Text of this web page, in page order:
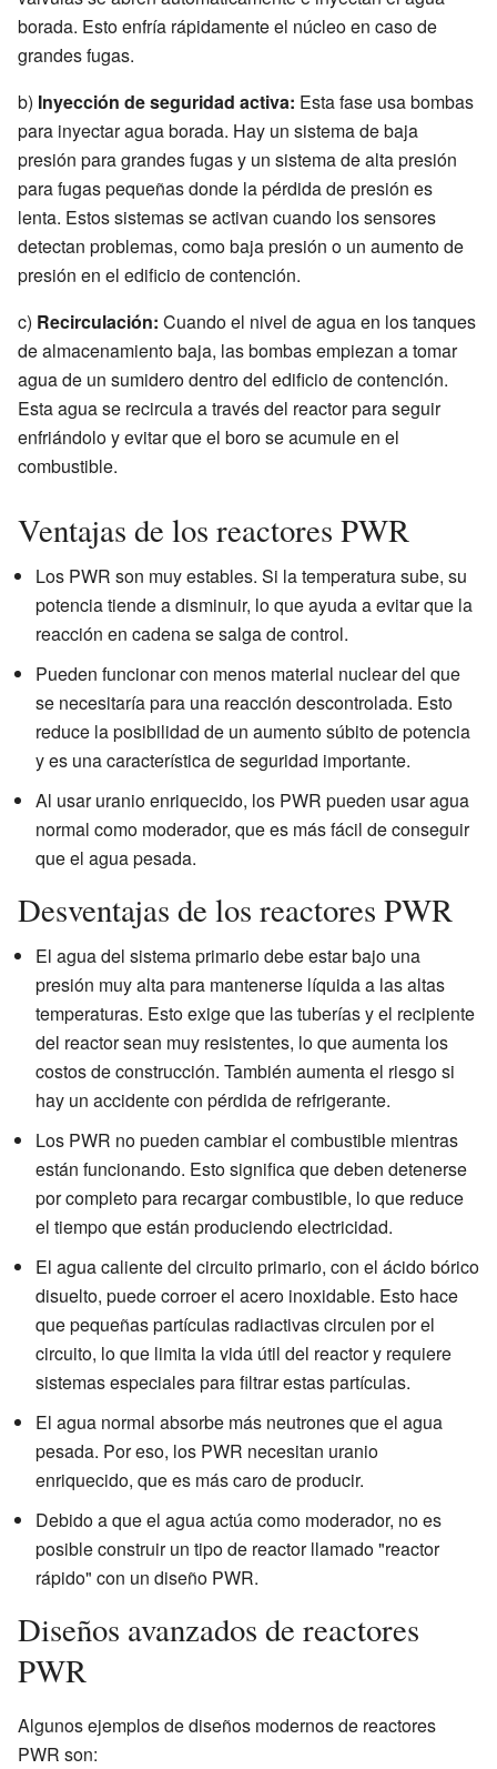
borada. Esto enfría rápidamente el núcleo en caso de
grandes fugas.
b) Inyección de seguridad activa: Esta fase usa bombas
para inyectar agua borada. Hay un sistema de baja
presión para grandes fugas y un sistema de alta presión
para fugas pequeñas donde la pérdida de presión es
lenta. Estos sistemas se activan cuando los sensores
detectan problemas, como baja presión o un aumento de
presión en el edificio de contención.
c) Recirculación: Cuando el nivel de agua en los tanques
de almacenamiento baja, las bombas empiezan a tomar
agua de un sumidero dentro del edificio de contención.
Esta agua se recircula a través del reactor para seguir
enfriándolo y evitar que el boro se acumule en el
combustible.
Ventajas de los reactores PWR
Los PWR son muy estables. Si la temperatura sube, su
potencia tiende a disminuir, lo que ayuda a evitar que la
reacción en cadena se salga de control.
Pueden funcionar con menos material nuclear del que
se necesitaría para una reacción descontrolada. Esto
reduce la posibilidad de un aumento súbito de potencia
y es una característica de seguridad importante.
Al usar uranio enriquecido, los PWR pueden usar agua
normal como moderador, que es más fácil de conseguir
que el agua pesada.
Desventajas de los reactores PWR
El agua del sistema primario debe estar bajo una
presión muy alta para mantenerse líquida a las altas
temperaturas. Esto exige que las tuberías y el recipiente
del reactor sean muy resistentes, lo que aumenta los
costos de construcción. También aumenta el riesgo si
hay un accidente con pérdida de refrigerante.
Los PWR no pueden cambiar el combustible mientras
están funcionando. Esto significa que deben detenerse
por completo para recargar combustible, lo que reduce
el tiempo que están produciendo electricidad.
El agua caliente del circuito primario, con el ácido bórico
disuelto, puede corroer el acero inoxidable. Esto hace
que pequeñas partículas radiactivas circulen por el
circuito, lo que limita la vida útil del reactor y requiere
sistemas especiales para filtrar estas partículas.
El agua normal absorbe más neutrones que el agua
pesada. Por eso, los PWR necesitan uranio
enriquecido, que es más caro de producir.
Debido a que el agua actúa como moderador, no es
posible construir un tipo de reactor llamado "reactor
rápido" con un diseño PWR.
Diseños avanzados de reactores
PWR
Algunos ejemplos de diseños modernos de reactores
PWR son: